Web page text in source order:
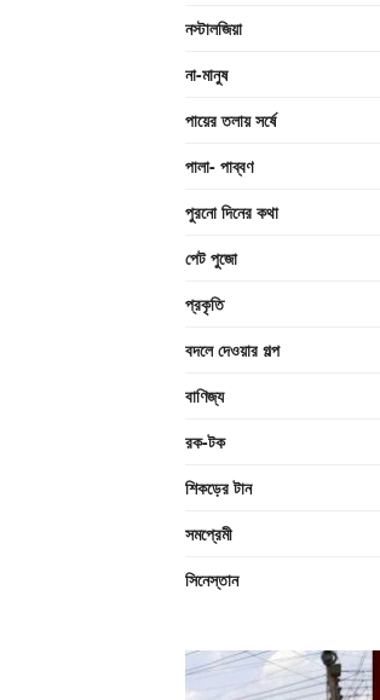
নস্টালজিয়া
না-মানুষ
পায়ের তলায় সর্ষে
পালা- পাব্বণ
পুরনো দিনের কথা
পেট পুজো
প্রকৃতি
বদলে দেওয়ার গল্প
বাণিজ্য
রক-টক
শিকড়ের টান
সমপ্রেমী
সিনেস্তান